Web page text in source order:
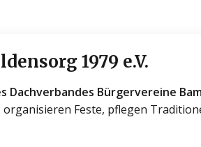
1979 e.V.
Dachverbandes Bürgervereine
Feste, pflegen